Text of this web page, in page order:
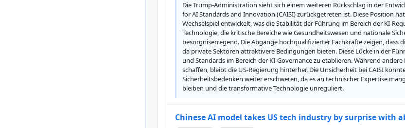
Die Trump-Administration sieht sich einem weiteren Rückschlag in der
for AI Standards and Innovation (CAISI) zurückgetreten ist. Diese Position
Wechselspiel entwickelt, was die Stabilität der Führung im Bereich der KI-
Technologie, die kritische Bereiche wie Gesundheitswesen und nationale
besorgniserregend. Die Abgänge hochqualifizierter Fachkräfte zeigen,
da private Sektoren attraktivere Bedingungen bieten. Diese Lücke in der
und Standards im Bereich der KI-Governance zu etablieren. Während
schaffen, bleibt die US-Regierung hinterher. Die Unsicherheit bei CAISI
Sicherheitsbedenken weiter erschweren, da es an technischer Expertise
bleiben und die transformative Technologie unreguliert.
Chinese AI model takes US tech industry by surprise with